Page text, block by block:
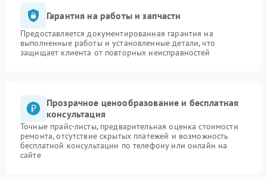
Гарантия на работы и запчасти
Предоставляется документированная гарантия на
выполненные работы и установленные детали, что
защищает клиента от повторных неисправностей
Прозрачное ценообразование и бесплатная
консультация
Точные прайс-листы, предварительная оценка стоимости
ремонта, отсутствие скрытых платежей и возможность
бесплатной консультации по телефону или онлайн на
сайте